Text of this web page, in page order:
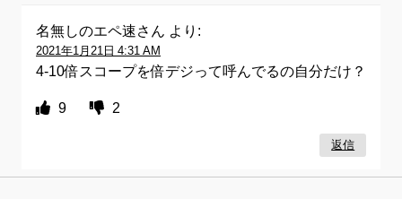
名無しのエペ速さん より:
2021年1月21日 4:31 AM
4-10倍スコープを倍デジって呼んでるの自分だけ？
9 2
返信